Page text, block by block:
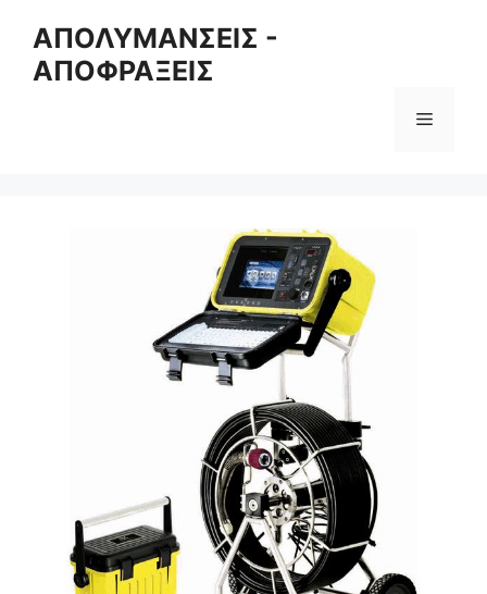
content
ΑΠΟΛΥΜΑΝΣΕΙΣ -
ΑΠΟΦΡΑΞΕΙΣ
Menu